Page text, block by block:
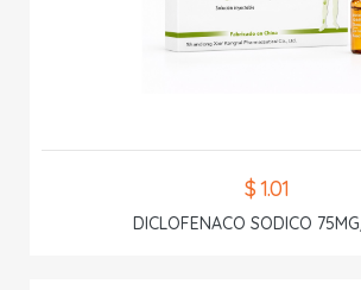
$ 1.01
DICLOFENACO SODICO